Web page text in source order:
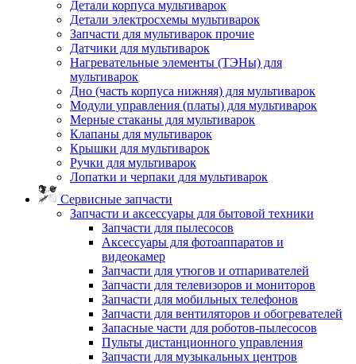
Детали корпуса мультиварок
Детали электросхемы мультиварок
Запчасти для мультиварок прочие
Датчики для мультиварок
Нагревательные элементы (ТЭНы) для
мультиварок
Дно (часть корпуса нижняя) для мультиварок
Модули управления (платы) для мультиварок
Мерные стаканы для мультиварок
Клапаны для мультиварок
Крышки для мультиварок
Ручки для мультиварок
Лопатки и черпаки для мультиварок
Сервисные запчасти
Запчасти и аксессуары для бытовой техники
Запчасти для пылесосов
Аксессуары для фотоаппаратов и
видеокамер
Запчасти для утюгов и отпаривателей
Запчасти для телевизоров и мониторов
Запчасти для мобильных телефонов
Запчасти для вентиляторов и обогревателей
Запасные части для роботов-пылесосов
Пульты дистанционного управления
Запчасти для музыкальных центров